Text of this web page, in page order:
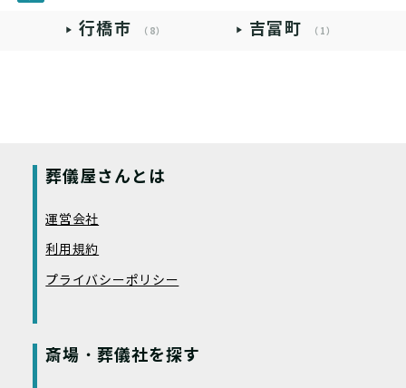
行橋市 （8） 吉富町 （1）
葬儀屋さんとは
運営会社
利用規約
プライバシーポリシー
斎場・葬儀社を探す